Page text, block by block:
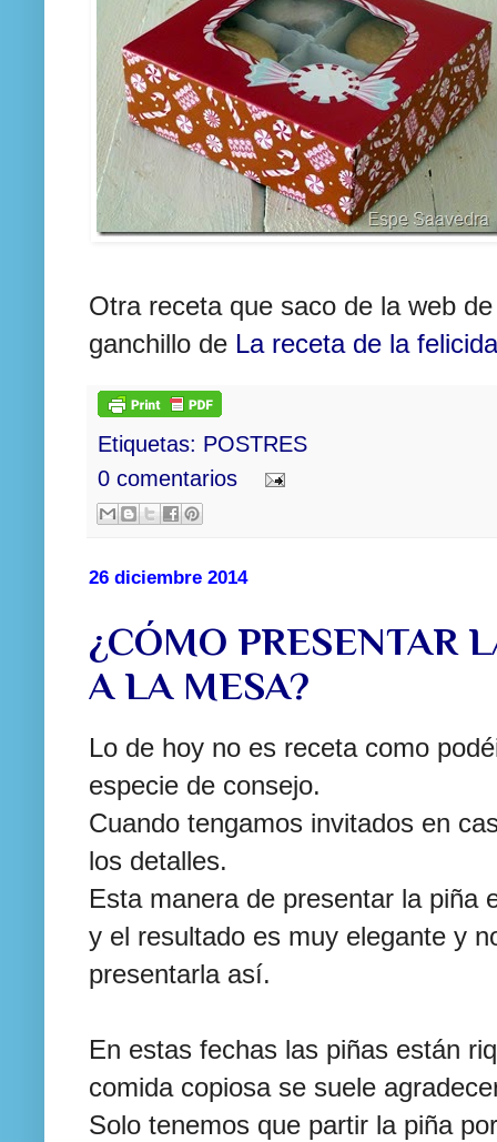
Otra receta que saco de la web
ganchillo de La receta de la
Etiquetas: POSTRES
0 comentarios
26 diciembre 2014
¿CÓMO PRESENTAR
A LA MESA?
Lo de hoy no es receta como
especie de consejo.
Cuando tengamos invitados en
los detalles.
Esta manera de presentar la piña
y el resultado es muy elegante y
presentarla así.
En estas fechas las piñas están
comida copiosa se suele
Solo tenemos que partir la piña